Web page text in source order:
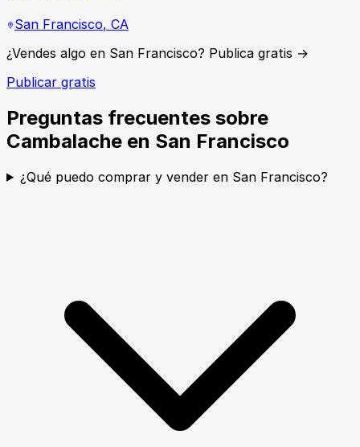
San Francisco, CA
¿Vendes algo en San Francisco? Publica gratis →
Publicar gratis
Preguntas frecuentes sobre
Cambalache en San Francisco
¿Qué puedo comprar y vender en San Francisco?